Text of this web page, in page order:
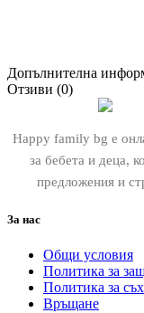
Допълнителна
Отзиви (0)
Happy family bg е
за бебета и деца,
предложения и
За нас
Общи условия
Политика за
Политика за
Връщане